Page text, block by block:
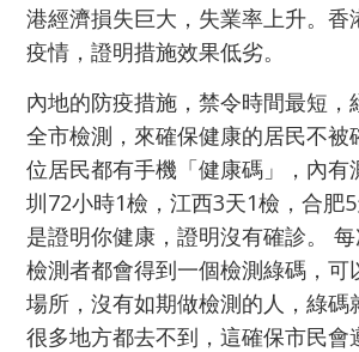
港經濟損失巨大，失業率上升。香
疫情，證明措施效果低劣。
內地的防疫措施，禁令時間最短，
全市檢測，來確保健康的居民不被
位居民都有手機「健康碼」，內有
圳72小時1檢，江西3天1檢，合肥
是證明你健康，證明沒有確診。 每
檢測者都會得到一個檢測綠碼，可
場所，沒有如期做檢測的人，綠碼
很多地方都去不到，這確保市民會